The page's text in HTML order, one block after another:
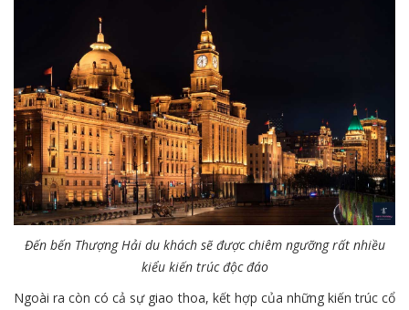
Đến bến Thượng Hải du khách sẽ được chiêm ngưỡng rất nhiều
kiểu kiến trúc độc đáo
Ngoài ra còn có cả sự giao thoa, kết hợp của những kiến trúc cổ